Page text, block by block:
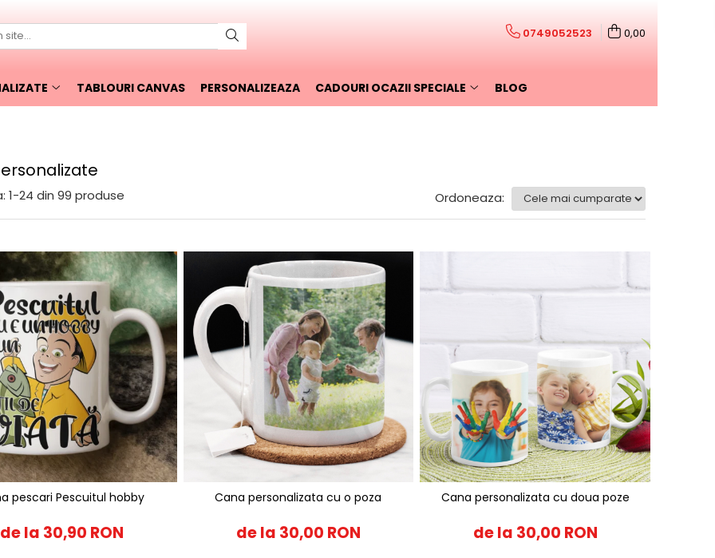
0749052523 0,00
TABLOURI CANVAS PERSONALIZEAZA CADOURI OCAZII SPECIALE BLOG
1-24 din 99 produse Ordoneaza:
pescari Pescuitul hobby
de la 30,90 RON
Cana personalizata cu o poza
de la 30,00 RON
Cana personalizata cu doua poze
de la 30,00 RON